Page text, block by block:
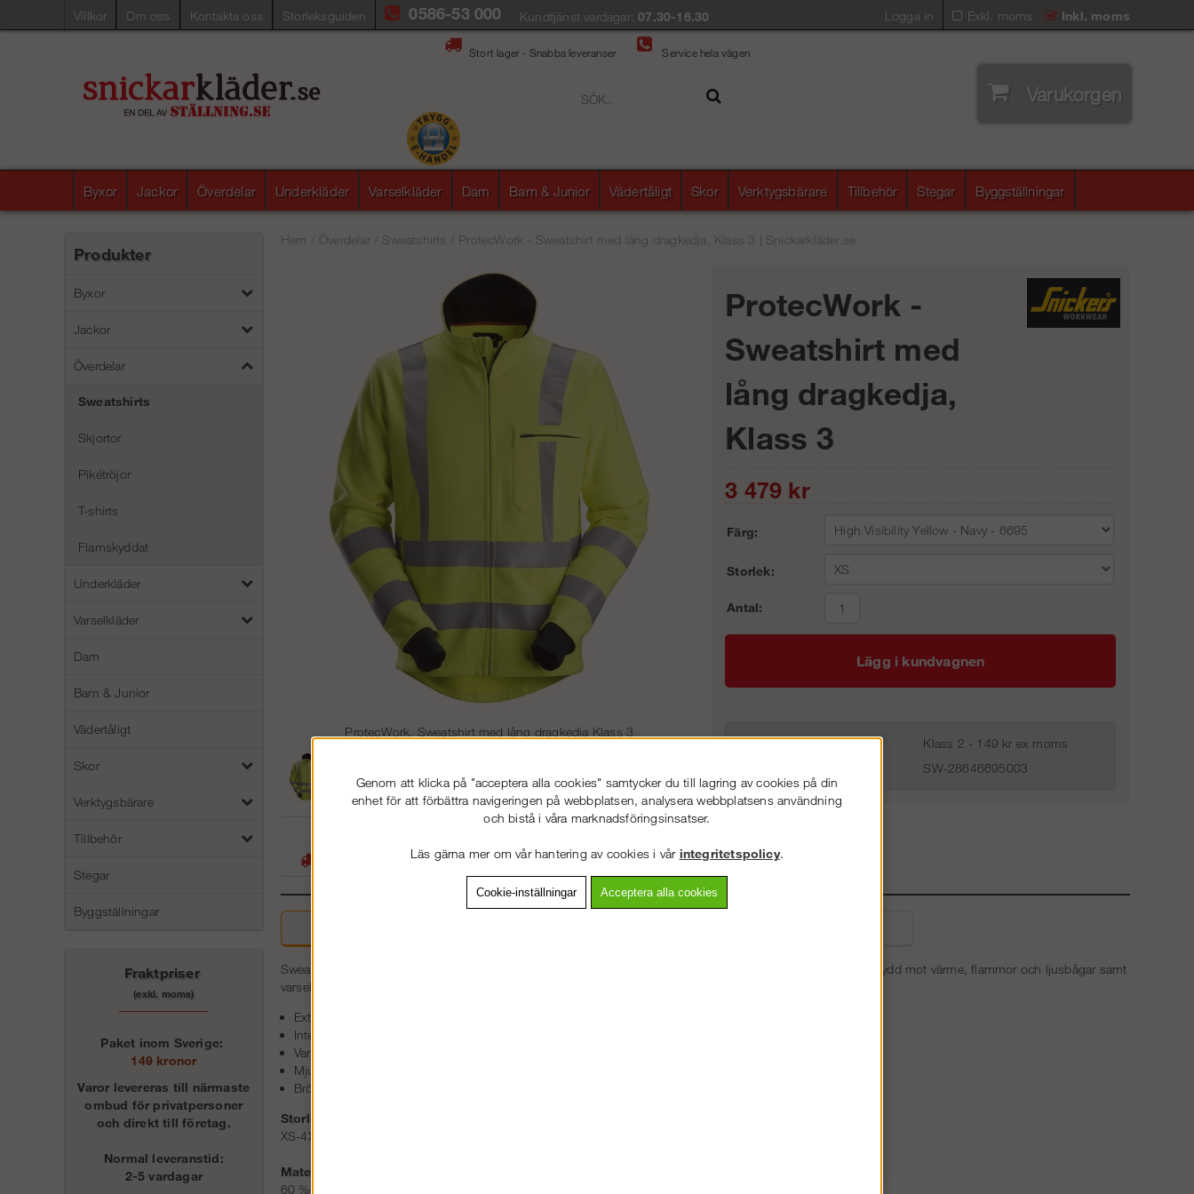
Villkor Om oss Kontakta oss Storleksguiden Exkl. moms Inkl. moms
0586-53 000 Kundtjänst vardagar:07.30-16.30 Logga in
Stort lager - Snabba leveranser Service hela vägen
Varukorgen
Byxor Jackor Överdelar Underkläder Varselkläder Dam Barn & Junior Vädertåligt Skor Verktygsbärare Tillbehör Stegar Byggställningar
Produkter
Byxor
Jackor
Överdelar
Sweatshirts
Skjortor
Pikétröjor
T-shirts
Flamskyddat
Underkläder
Varselkläder
Dam
Barn & Junior
Vädertåligt
Skor
Verktygsbärare
Tillbehör
Stegar
Byggställningar
Fraktpriser
(exkl. moms)
Paket inom Sverige:
149 kronor
Varor levereras till närmaste
ombud för privatpersoner
och direkt till företag.
Normal leveranstid:
2-5 vardagar
Hem Överdelar/ Sweatshirts ProtecWork - Sweatshirt med lång dragkedja, Klass 3 | Snickarkläder.se
ProtecWork, Sweatshirt med lång dragkedja Klass 3
Stora lager - snabb leverans
Prisgaranti
ProtecWork -
Sweatshirt med
lång dragkedja,
Klass 3
3 479 kr
Färg:
Storlek:
Antal:
Lägg i kundvagnen
Frakt:
Klass 2 - 149 kr ex moms
SW-28646695003
Sweatshirt med hellång dragkedja som ger effektivt skydd och god synlighet i högriskområden. Certifierat skydd mot värme, flammor och ljusbågar samt
varselegenskaper av högsta klass för personligt skydd i farliga miljöer och dåliga ljusförhållanden.
Extra effektivt ljusbågsskydd (klass 2)
Integrerat värme- och flamskydd
Varselplagg klass 3
Mjukt tyg med borstad insida för extra värme och komfort
Bröstficka med dragkedja med integrerat pennfack
Storlek:
XS-4XL
Material:
60 % modakryl, 37 % bomull, 3 % Belltron®, 370 g/m².
Genom att klicka på "acceptera alla cookies" samtycker du till lagring av cookies på din
enhet för att förbättra navigeringen på webbplatsen, analysera webbplatsens användning
och bistå i våra marknadsföringsinsatser.
Läs gärna mer om vår hantering av cookies i vår integritetspolicy.
Cookie-inställningar Acceptera alla cookies
VÄLKOMMEN TILLSNICKARKLÄDER.SE